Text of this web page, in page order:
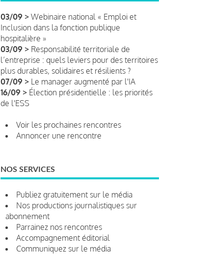
03/09 > Webinaire national « Emploi et
Inclusion dans la fonction publique
hospitalière »
03/09 > Responsabilité territoriale de
l’entreprise : quels leviers pour des territoires
plus durables, solidaires et résilients ?
07/09 > Le manager augmenté par l'IA
16/09 > Élection présidentielle : les priorités
de l'ESS
Voir les prochaines rencontres
Annoncer une rencontre
NOS SERVICES
Publiez gratuitement sur le média
Nos productions journalistiques sur
abonnement
Parrainez nos rencontres
Accompagnement éditorial
Communiquez sur le média